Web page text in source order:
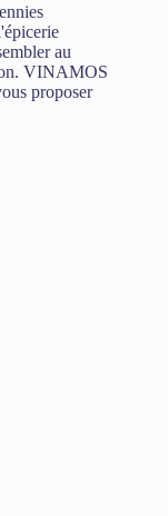
au
VINAMOS
proposer